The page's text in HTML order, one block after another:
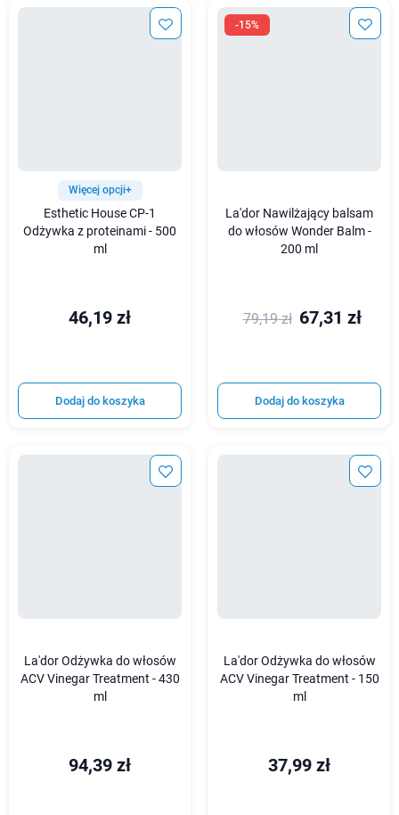
Więcej opcji+
Esthetic House CP-1
Odżywka z proteinami - 500
ml
46,19 zł
Dodaj do koszyka
-15%
La'dor Nawilżający balsam
do włosów Wonder Balm -
200 ml
79,19 zł 67,31 zł
Dodaj do koszyka
La'dor Odżywka do włosów
ACV Vinegar Treatment - 430
ml
94,39 zł
La'dor Odżywka do włosów
ACV Vinegar Treatment - 150
ml
37,99 zł